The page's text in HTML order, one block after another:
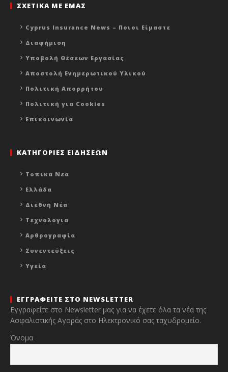
ΣΧΕΤΙΚΑ ΜΕ ΕΜΑΣ
Cyprus Insurance News – Ποιοι Είμαστε
Διαφήμιση
Υποβολή Θέσεων Εργασίας
Αποστολή Ενημερωτικού Υλικού
Πολιτική Απορρήτου
Πολιτική για Cookies
Επικοινωνία
ΚΑΤΗΓΟΡΙΕΣ ΕΙΔΗΣΕΩΝ
Τοπικα Νεα
Ελλάδα
Διεθνή Νέα
Τεχνολογια
Αρθρογραφία
Συνεντεύξεις
Υγεία
ΕΓΓΡΑΦΕΙΤΕ ΣΤΟ NEWSLETTER
Εγγραφείτε στο Newsletter μας για να έχετε όλα τα νέα της
Ασφαλιστικής Αγοράς στο Ηλεκτρονικό σας ταχυδρομείο.
Όνομα